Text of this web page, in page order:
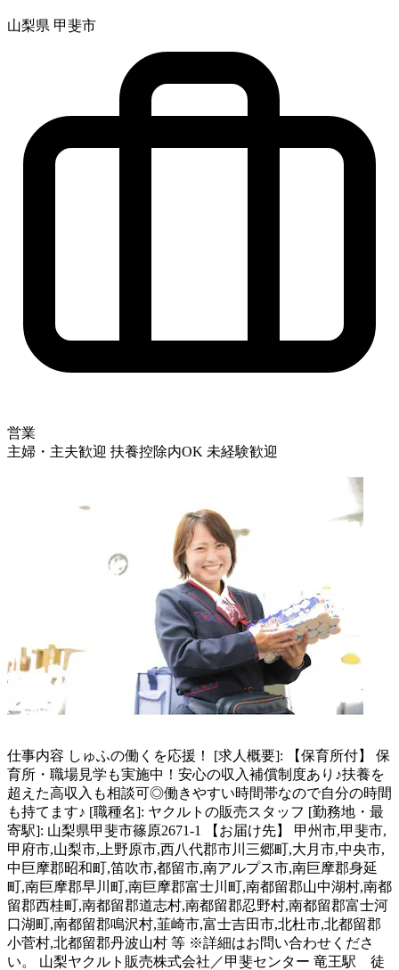
山梨県 甲斐市
営業
主婦・主夫歓迎 扶養控除内OK 未経験歓迎
仕事内容 しゅふの働くを応援！ [求人概要]: 【保育所付】 保
育所・職場見学も実施中！安心の収入補償制度あり♪扶養を
超えた高収入も相談可◎働きやすい時間帯なので自分の時間
も持てます♪ [職種名]: ヤクルトの販売スタッフ [勤務地・最
寄駅]: 山梨県甲斐市篠原2671-1 【お届け先】 甲州市,甲斐市,
甲府市,山梨市,上野原市,西八代郡市川三郷町,大月市,中央市,
中巨摩郡昭和町,笛吹市,都留市,南アルプス市,南巨摩郡身延
町,南巨摩郡早川町,南巨摩郡富士川町,南都留郡山中湖村,南都
留郡西桂町,南都留郡道志村,南都留郡忍野村,南都留郡富士河
口湖町,南都留郡鳴沢村,韮崎市,富士吉田市,北杜市,北都留郡
小菅村,北都留郡丹波山村 等 ※詳細はお問い合わせくださ
い。 山梨ヤクルト販売株式会社／甲斐センター 竜王駅 徒